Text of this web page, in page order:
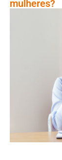
mulheres?